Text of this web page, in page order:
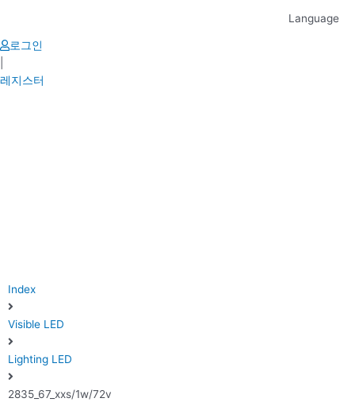
content
Language
로그인
레지스터
Index
Visible LED
Lighting LED
2835_67_xxs/1w/72v